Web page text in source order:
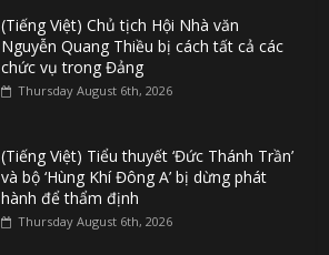
(Tiếng Việt) Chủ tịch Hội Nhà văn
Nguyễn Quang Thiều bị cách tất cả các
chức vụ trong Đảng
Thursday August 6th, 2026
(Tiếng Việt) Tiểu thuyết ‘Đức Thánh Trần’
và bộ ‘Hùng Khí Đông A’ bị dừng phát
hành để thẩm định
Thursday August 6th, 2026